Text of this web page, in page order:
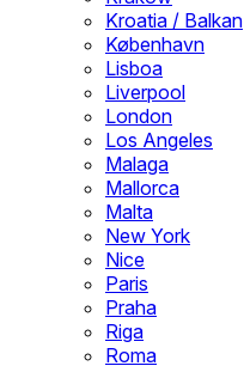
Kroatia / Balkan
København
Lisboa
Liverpool
London
Los Angeles
Malaga
Mallorca
Malta
New York
Nice
Paris
Praha
Riga
Roma